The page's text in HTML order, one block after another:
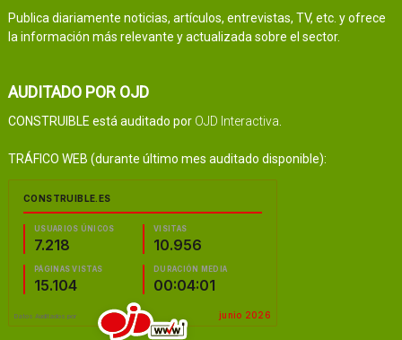
Publica diariamente noticias, artículos, entrevistas, TV, etc. y ofrece
la información más relevante y actualizada sobre el sector.
AUDITADO POR OJD
CONSTRUIBLE está auditado por OJD Interactiva
TRÁFICO WEB (durante último mes auditado disponible):